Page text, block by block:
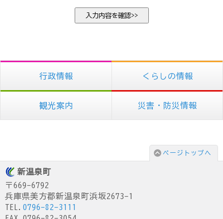
行政情報 くらしの情報
観光案内 災害・防災情報
ページトップへ
新温泉町
〒669-6792
兵庫県美方郡新温泉町浜坂2673-1
TEL. 0796-82-3111